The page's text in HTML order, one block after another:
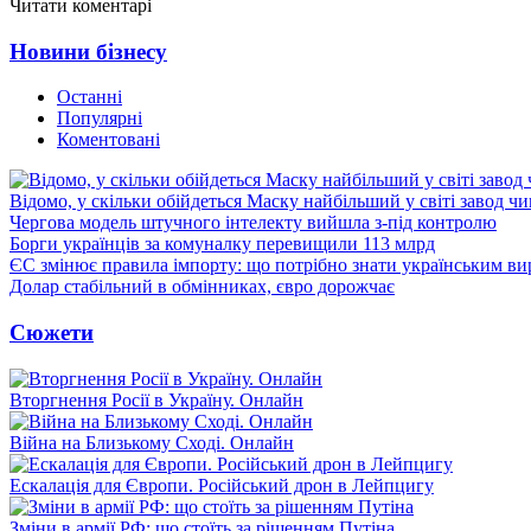
Читати коментарі
Новини бізнесу
Останні
Популярні
Коментовані
Відомо, у скільки обійдеться Маску найбільший у світі завод
Чергова модель штучного інтелекту вийшла з-під контролю
Борги українців за комуналку перевищили 113 млрд
ЄС змінює правила імпорту: що потрібно знати українським
Долар стабільний в обмінниках, євро дорожчає
Сюжети
Вторгнення Росії в Україну. Онлайн
Війна на Близькому Сході. Онлайн
Ескалація для Європи. Російський дрон в Лейпцигу